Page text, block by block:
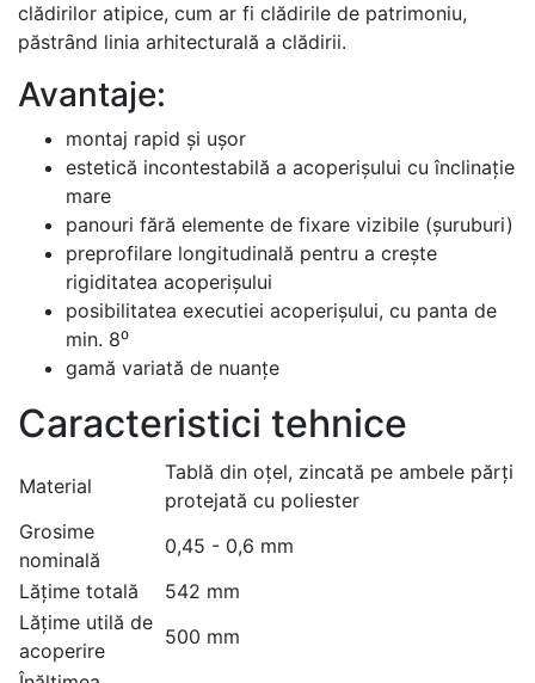
clădirilor atipice, cum ar fi clădirile de patrimoniu,
păstrȃnd linia arhitecturală a clădirii.
Avantaje:
montaj rapid și ușor
estetică incontestabilă a acoperișului cu înclinație
mare
panouri fără elemente de fixare vizibile (șuruburi)
preprofilare longitudinală pentru a crește
rigiditatea acoperișului
posibilitatea executiei acoperișului, cu panta de
min. 8⁰
gamă variată de nuanțe
Caracteristici tehnice
Material
Tablă din oțel, zincată pe ambele părți
protejată cu poliester
Grosime
nominală
0,45 - 0,6 mm
Lățime totală
542 mm
Lățime utilă de
acoperire
500 mm